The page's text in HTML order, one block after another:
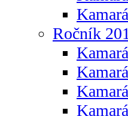
Ročník